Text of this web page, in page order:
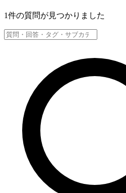
1件の質問が見つかりました